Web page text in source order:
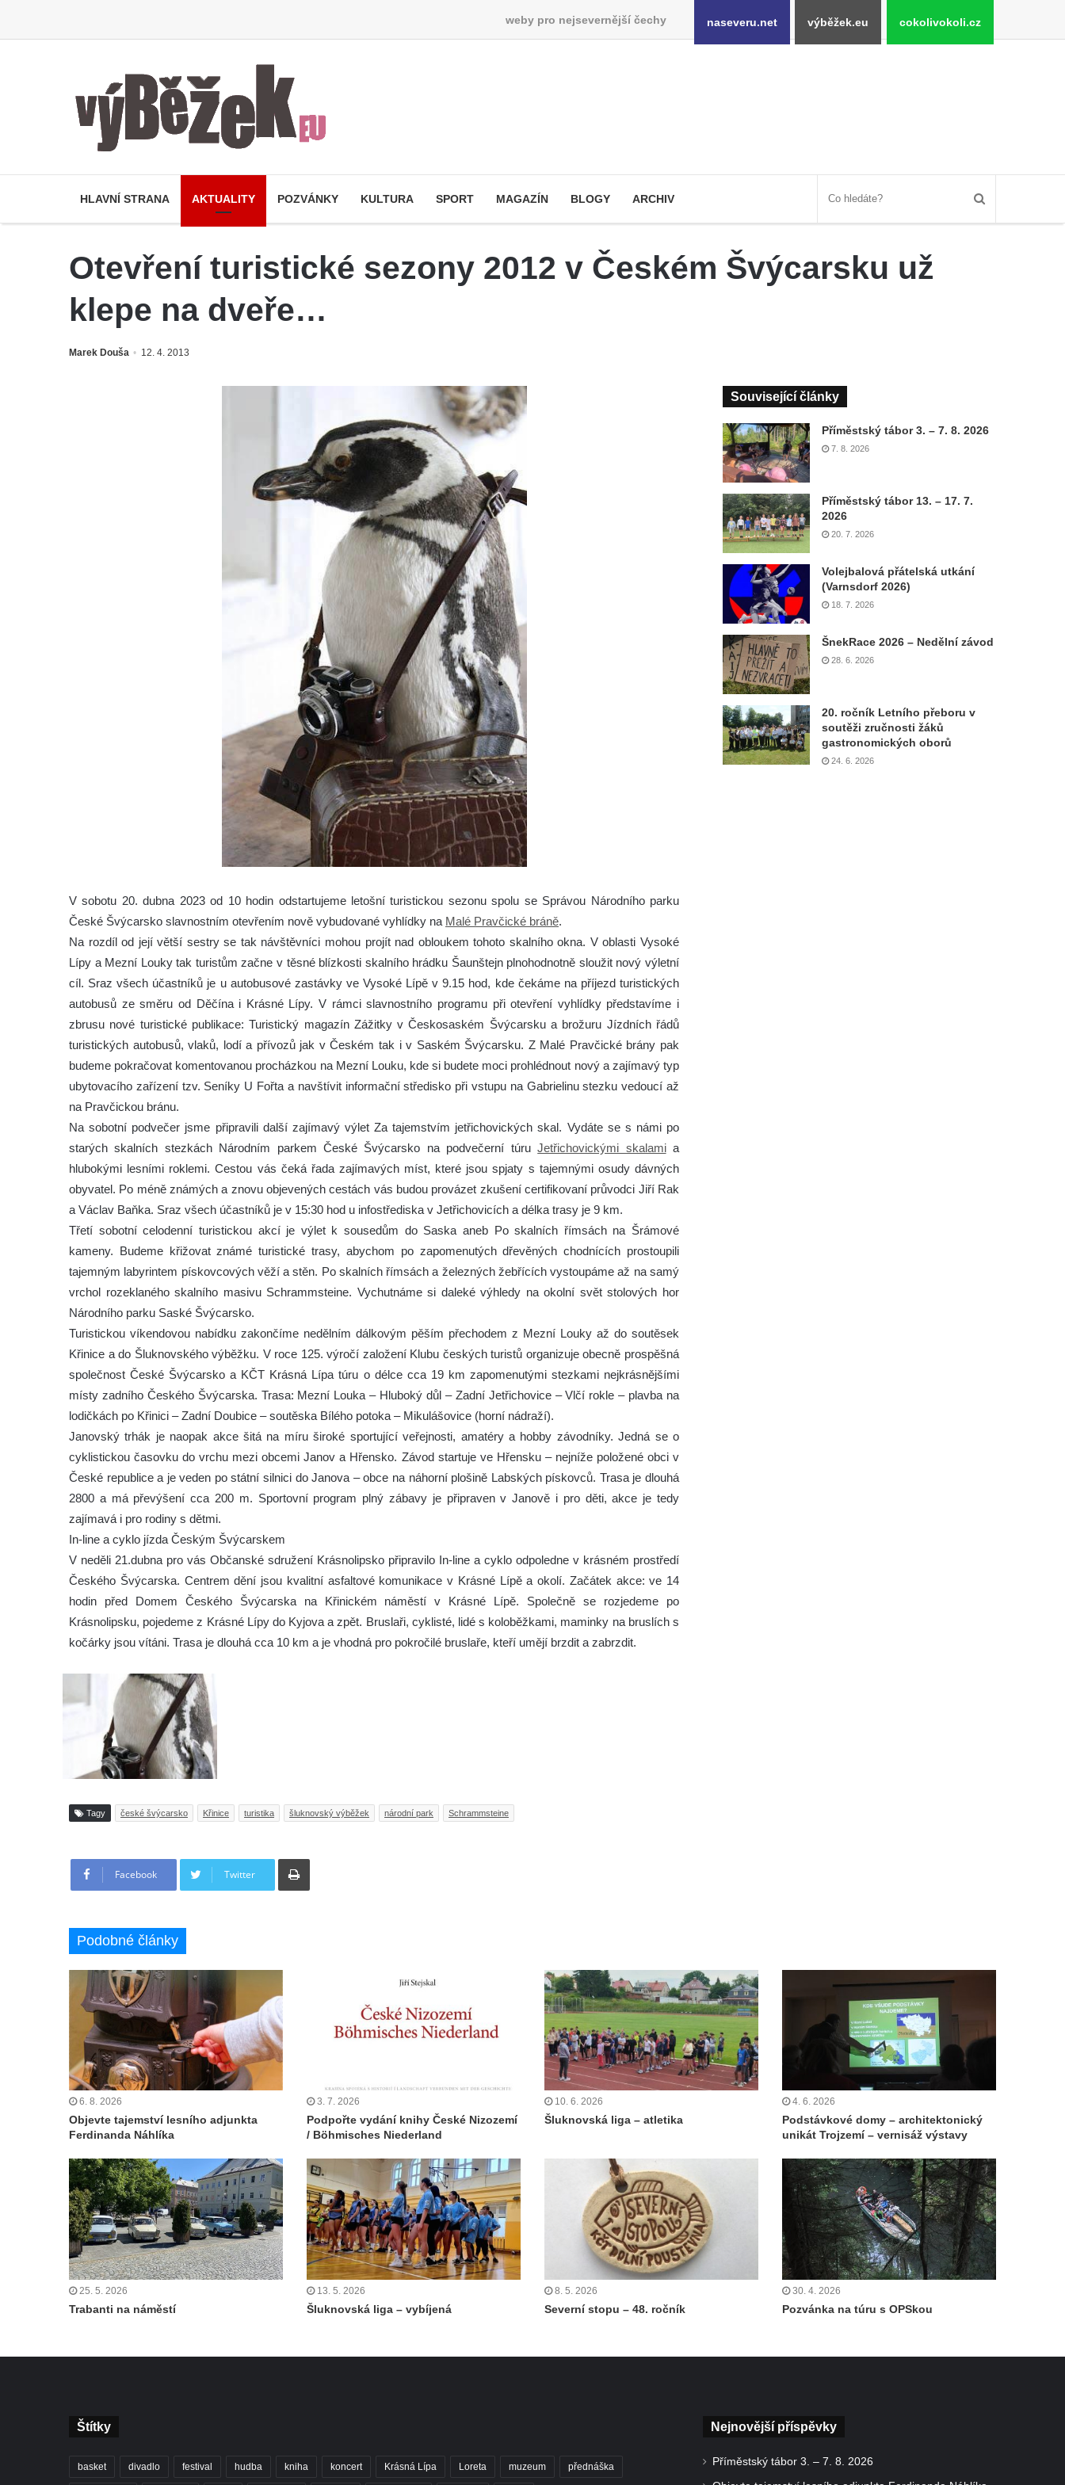
weby pro nejsevernější čechy naseveru.net výběžek.eu cokolivokoli.cz
HLAVNÍ STRANA AKTUALITY POZVÁNKY KULTURA SPORT MAGAZÍN BLOGY ARCHIV
Otevření turistické sezony 2012 v Českém Švýcarsku už
klepe na dveře…
Marek Douša 12. 4. 2013
V sobotu 20. dubna 2023 od 10 hodin odstartujeme letošní turistickou sezonu spolu se Správou Národního parku
České Švýcarsko slavnostním otevřením nově vybudované vyhlídky na Malé Pravčické bráně.
Na rozdíl od její větší sestry se tak návštěvníci mohou projít nad obloukem tohoto skalního okna. V oblasti Vysoké
Lípy a Mezní Louky tak turistům začne v těsné blízkosti skalního hrádku Šaunštejn plnohodnotně sloužit nový výletní
cíl. Sraz všech účastníků je u autobusové zastávky ve Vysoké Lípě v 9.15 hod, kde čekáme na příjezd turistických
autobusů ze směru od Děčína i Krásné Lípy. V rámci slavnostního programu při otevření vyhlídky představíme i
zbrusu nové turistické publikace: Turistický magazín Zážitky v Českosaském Švýcarsku a brožuru Jízdních řádů
turistických autobusů, vlaků, lodí a přívozů jak v Českém tak i v Saském Švýcarsku. Z Malé Pravčické brány pak
budeme pokračovat komentovanou procházkou na Mezní Louku, kde si budete moci prohlédnout nový a zajímavý typ
ubytovacího zařízení tzv. Seníky U Fořta a navštívit informační středisko při vstupu na Gabrielinu stezku vedoucí až
na Pravčickou bránu.
Na sobotní podvečer jsme připravili další zajímavý výlet Za tajemstvím jetřichovických skal. Vydáte se s námi po
starých skalních stezkách Národním parkem České Švýcarsko na podvečerní túruJetřichovickými skalamia
hlubokými lesními roklemi. Cestou vás čeká řada zajímavých míst, které jsou spjaty s tajemnými osudy dávných
obyvatel. Po méně známých a znovu objevených cestách vás budou provázet zkušení certifikovaní průvodci Jiří Rak
a Václav Baňka. Sraz všech účastníků je v 15:30 hod u infostřediska v Jetřichovicích a délka trasy je 9 km.
Třetí sobotní celodenní turistickou akcí je výlet k sousedům do Saska aneb Po skalních římsách na Šrámové
kameny. Budeme křižovat známé turistické trasy, abychom po zapomenutých dřevěných chodnících prostoupili
tajemným labyrintem pískovcových věží a stěn. Po skalních římsách a železných žebřících vystoupáme až na samý
vrchol rozeklaného skalního masivu Schrammsteine. Vychutnáme si daleké výhledy na okolní svět stolových hor
Národního parku Saské Švýcarsko.
Turistickou víkendovou nabídku zakončíme nedělním dálkovým pěším přechodem z Mezní Louky až do soutěsek
Křinice a do Šluknovského výběžku. V roce 125. výročí založení Klubu českých turistů organizuje obecně prospěšná
společnost České Švýcarsko a KČT Krásná Lípa túru o délce cca 19 km zapomenutými stezkami nejkrásnějšími
místy zadního Českého Švýcarska. Trasa: Mezní Louka – Hluboký důl – Zadní Jetřichovice – Vlčí rokle – plavba na
lodičkách po Křinici – Zadní Doubice – soutěska Bílého potoka – Mikulášovice (horní nádraží).
Janovský trhák je naopak akce šitá na míru široké sportující veřejnosti, amatéry a hobby závodníky. Jedná se o
cyklistickou časovku do vrchu mezi obcemi Janov a Hřensko. Závod startuje ve Hřensku – nejníže položené obci v
České republice a je veden po státní silnici do Janova – obce na náhorní plošině Labských pískovců. Trasa je dlouhá
2800 a má převýšení cca 200 m. Sportovní program plný zábavy je připraven v Janově i pro děti, akce je tedy
zajímavá i pro rodiny s dětmi.
In-line a cyklo jízda Českým Švýcarskem
V neděli 21.dubna pro vás Občanské sdružení Krásnolipsko připravilo In-line a cyklo odpoledne v krásném prostředí
Českého Švýcarska. Centrem dění jsou kvalitní asfaltové komunikace v Krásné Lípě a okolí. Začátek akce: ve 14
hodin před Domem Českého Švýcarska na Křinickém náměstí v Krásné Lípě. Společně se rozjedeme po
Krásnolipsku, pojedeme z Krásné Lípy do Kyjova a zpět. Bruslaři, cyklisté, lidé s koloběžkami, maminky na bruslích s
kočárky jsou vítáni. Trasa je dlouhá cca 10 km a je vhodná pro pokročilé bruslaře, kteří umějí brzdit a zabrzdit.
Tagy české švýcarsko Křinice turistika šluknovský výběžek národní park Schrammsteine
Facebook Twitter
Tisknout
Související články
Příměstský tábor 3. – 7. 8. 2026
7. 8. 2026
Příměstský tábor 13. – 17. 7.
2026
20. 7. 2026
Volejbalová přátelská utkání
(Varnsdorf 2026)
18. 7. 2026
ŠnekRace 2026 – Nedělní závod
28. 6. 2026
20. ročník Letního přeboru v
soutěži zručnosti žáků
gastronomických oborů
24. 6. 2026
Podobné články
6. 8. 2026
Objevte tajemství lesního adjunkta
Ferdinanda Náhlíka
3. 7. 2026
Podpořte vydání knihy České Nizozemí
/ Böhmisches Niederland
10. 6. 2026
Šluknovská liga – atletika
4. 6. 2026
Podstávkové domy – architektonický
unikát Trojzemí – vernisáž výstavy
25. 5. 2026
Trabanti na náměstí
13. 5. 2026
Šluknovská liga – vybíjená
8. 5. 2026
Severní stopu – 48. ročník
30. 4. 2026
Pozvánka na túru s OPSkou
Štítky
basket divadlo festival hudba kniha koncert Krásná Lípa Loreta muzeum přednáška
Nejnovější příspěvky
Příměstský tábor 3. – 7. 8. 2026